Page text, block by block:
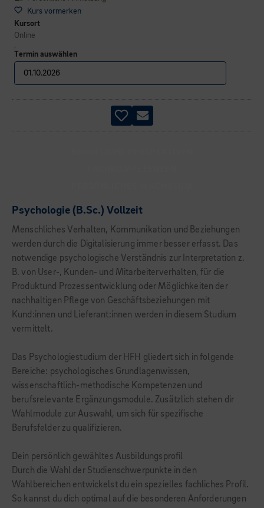
Kurs vormerken
Kursort
Online
,
Termin auswählen
Psychologie (B.Sc.) Vollzeit
Menschliches Verhalten, Kommunikation und Beziehungen
werden durch die Digitalisierung immer besser erfasst. Das
notwendige psychologische Verständnis zur Interpretation z.
B. von User-, Kunden- und Mitarbeiterverhalten, für die
Produktund Prozessentwicklung oder Möglichkeiten der
nachhaltigen Pflege von Geschäftsbeziehungen mit
Kund:innen und Lieferant:innen werden in diesem Studium
vermittelt.
Das Psychologiestudium der HFH gliedert sich in folgende
Bereiche: psychologisches Grundlagenwissen,
wissenschaftlich-methodische Kompetenzen und
berufsrelevante Ergänzungsmodule. Zusätzlich stehen dir
Wahlmodule zur Auswahl, um sich für spezifische
Berufsfelder zu qualifizieren.
Dein persönlich gewähltes Ausbildungsprofil
Durch die Wahl der Studienschwerpunkte in den
Wahlbereichen entwickelst du ein spezielles fachliches Profil.
So kannst du dich optimal auf die besonderen Anforderungen